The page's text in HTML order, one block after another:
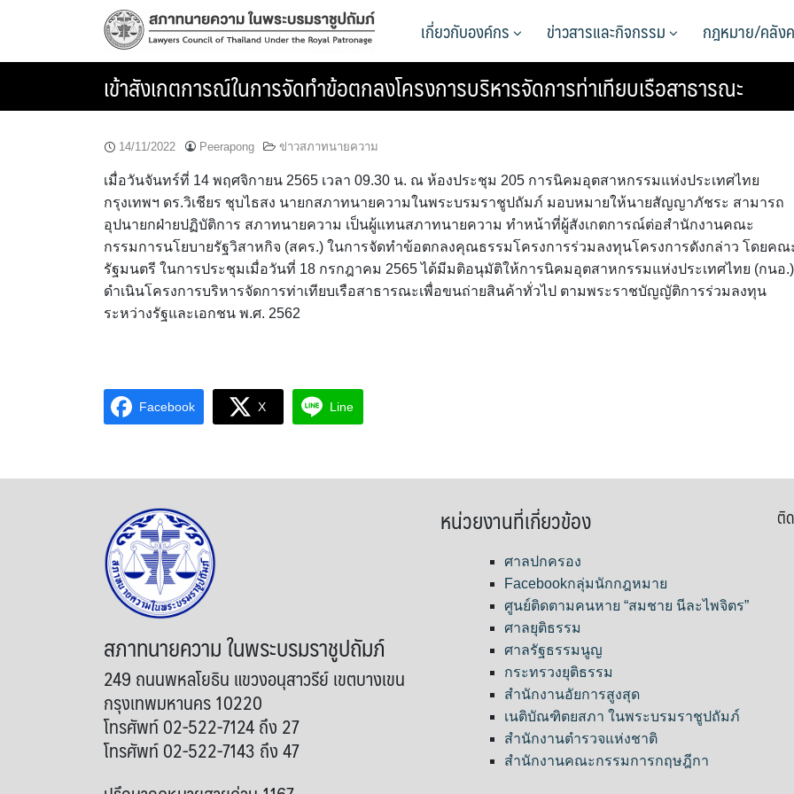
เกี่ยวกับองค์กร ข่าวสารและกิจกรรม กฎหมาย/คลัง
เข้าสังเกตการณ์ในการจัดทำข้อตกลงโครงการบริหารจัดการท่าเทียบเรือสาธารณะ
14/11/2022 Peerapong ข่าวสภาทนายความ
เมื่อวันจันทร์ที่ 14 พฤศจิกายน 2565 เวลา 09.30 น. ณ ห้องประชุม 205 การนิคมอุตสาหกรรมแห่งประเทศไทย
กรุงเทพฯ ดร.วิเชียร ชุบไธสง นายกสภาทนายความในพระบรมราชูปถัมภ์ มอบหมายให้นายสัญญาภัชระ สามารถ
อุปนายกฝ่ายปฏิบัติการ สภาทนายความ เป็นผู้แทนสภาทนายความ ทำหน้าที่ผู้สังเกตการณ์ต่อสำนักงานคณะ
กรรมการนโยบายรัฐวิสาหกิจ (สคร.) ในการจัดทำข้อตกลงคุณธรรมโครงการร่วมลงทุนโครงการดังกล่าว โดยคณ
รัฐมนตรี ในการประชุมเมื่อวันที่ 18 กรกฎาคม 2565 ได้มีมติอนุมัติให้การนิคมอุตสาหกรรมแห่งประเทศไทย (กนอ.)
ดำเนินโครงการบริหารจัดการท่าเทียบเรือสาธารณะเพื่อขนถ่ายสินค้าทั่วไป ตามพระราชบัญญัติการร่วมลงทุน
ระหว่างรัฐและเอกชน พ.ศ. 2562
Facebook X Line
สภาทนายความ ในพระบรมราชูปถัมภ์
249 ถนนพหลโยธิน แขวงอนุสาวรีย์ เขตบางเขน
กรุงเทพมหานคร 10220
โทรศัพท์ 02-522-7124 ถึง 27
โทรศัพท์ 02-522-7143 ถึง 47
หน่วยงานที่เกี่ยวข้อง
ศาลปกครอง
Facebookกลุ่มนักกฎหมาย
ศูนย์ติดตามคนหาย “สมชาย นีละไพจิตร”
ศาลยุติธรรม
ศาลรัฐธรรมนูญ
กระทรวงยุติธรรม
สำนักงานอัยการสูงสุด
เนติบัณฑิตยสภา ในพระบรมราชูปถัมภ์
สำนักงานตำรวจแห่งชาติ
สำนักงานคณะกรรมการกฤษฎีกา
ติ